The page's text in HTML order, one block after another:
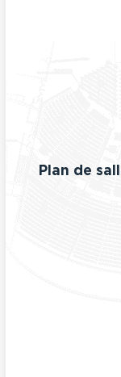
Plan de